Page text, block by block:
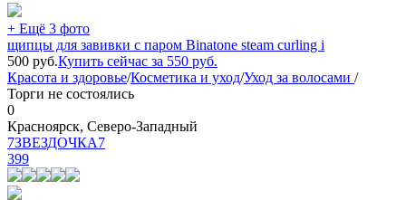
+ Ещё 3 фото
щипцы для завивки с паром Binatone steam curling i
500 руб.Купить сейчас за 550 руб.
Красота и здоровье/Косметика и уход/Уход за волосами /
Торги не состоялись
0
Красноярск, Северо-Западный
7ЗВЕЗДОЧКА7
399